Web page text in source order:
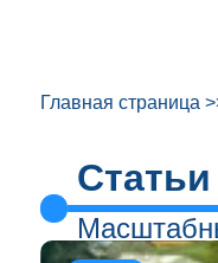
Главная страница
Статьи